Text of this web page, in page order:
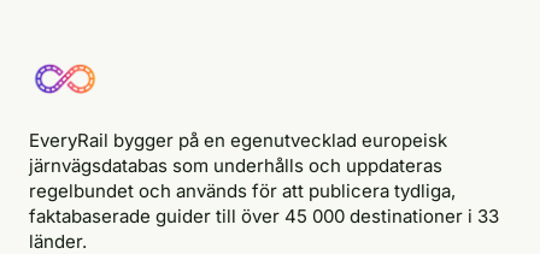
EveryRail bygger på en egenutvecklad europeisk
järnvägsdatabas som underhålls och uppdateras
regelbundet och används för att publicera tydliga,
faktabaserade guider till över 45 000 destinationer i 33
länder.